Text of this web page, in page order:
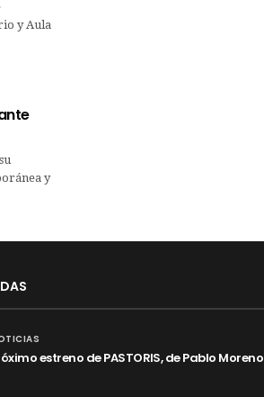
y Aula
y
estreno de PASTORIS, de Pablo Moreno